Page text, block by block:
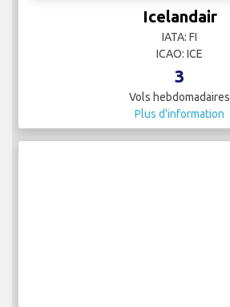
Icelandair
IATA: FI
ICAO: ICE
3
Vols hebdomadaires
Plus d'information